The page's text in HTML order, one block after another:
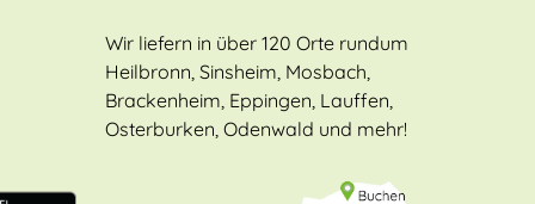
Wir liefern in über 120 Orte rundum
Heilbronn, Sinsheim, Mosbach,
Brackenheim, Eppingen, Lauffen,
Osterburken, Odenwald und mehr!